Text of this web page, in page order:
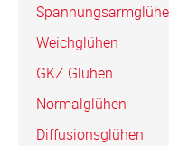
Weichglühen
GKZ Glühen
Normalglühen
Diffusionsglühen